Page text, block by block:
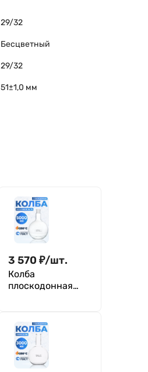
29/32
Бесцветный
29/32
51±1,0 мм
3 570 ₽/шт.
Колба
плоскодонная
Boro 3.3, Лаборио